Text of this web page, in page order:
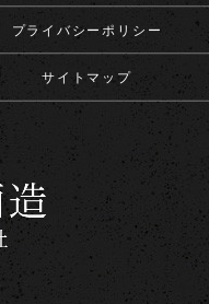
プライバシーポリシー
サイトマップ